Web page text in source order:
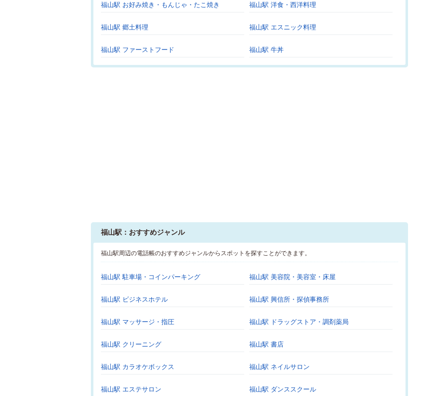
福山駅 お好み焼き・もんじゃ・たこ焼き 福山駅 洋食・西洋料理
福山駅 郷土料理 福山駅 エスニック料理
福山駅 ファーストフード 福山駅 牛丼
福山駅：おすすめジャンル
福山駅周辺の電話帳のおすすめジャンルからスポットを探すことができます。
福山駅 駐車場・コインパーキング 福山駅 美容院・美容室・床屋
福山駅 ビジネスホテル 福山駅 興信所・探偵事務所
福山駅 マッサージ・指圧 福山駅 ドラッグストア・調剤薬局
福山駅 クリーニング 福山駅 書店
福山駅 カラオケボックス 福山駅 ネイルサロン
福山駅 エステサロン 福山駅 ダンススクール